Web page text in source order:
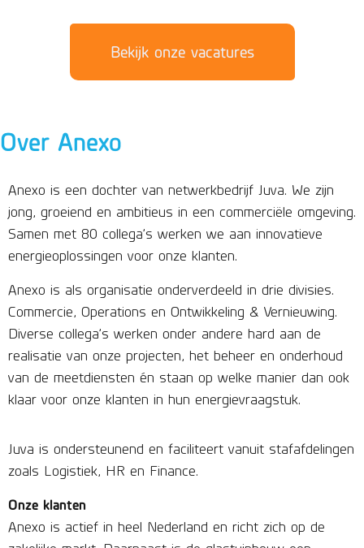
Bekijk onze vacatures
Over Anexo
Anexo is een dochter van netwerkbedrijf Juva. We zijn
jong, groeiend en ambitieus in een commerciële omgeving.
Samen met 80 collega’s werken we aan innovatieve
energieoplossingen voor onze klanten.
Anexo is als organisatie onderverdeeld in drie divisies.
Commercie, Operations en Ontwikkeling & Vernieuwing.
Diverse collega’s werken onder andere hard aan de
realisatie van onze projecten, het beheer en onderhoud
van de meetdiensten én staan op welke manier dan ook
klaar voor onze klanten in hun energievraagstuk.
Juva is ondersteunend en faciliteert vanuit stafafdelingen
zoals Logistiek, HR en Finance.
Onze klanten
Anexo is actief in heel Nederland en richt zich op de